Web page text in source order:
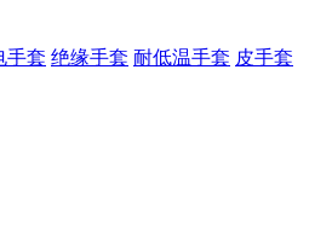
手套 绝缘手套 耐低温手套 皮手套